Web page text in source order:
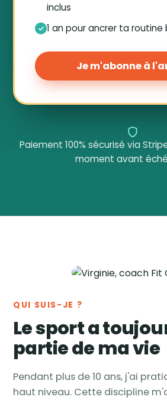
inclus
1 an pour ancrer ta
Je m'abonne à
Paiement 100% sécurisé via
moment avant
QUI SUIS-JE ?
Le sport a
partie de ma vie
Pendant plus de 10 ans, j'ai
haut niveau. Cette discipline